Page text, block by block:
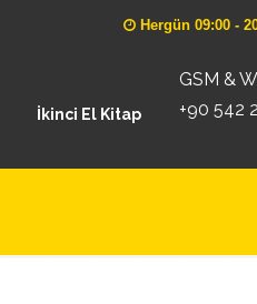
Hergün 09:00 -
GSM &
+90 542
İkinci El Kitap